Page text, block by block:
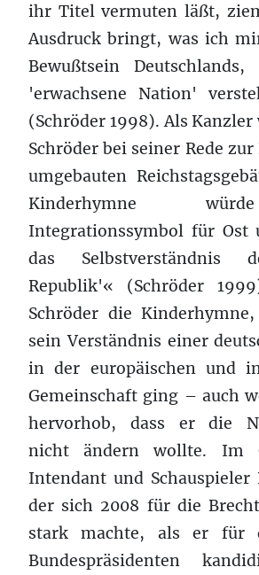
ihr Titel vermuten läßt,
Ausdruck bringt, was ich
Bewußtsein
'erwachsene Nation'
(Schröder 1998). Als
Schröder bei seiner Rede
umgebauten
Kinderhymne
Integrationssymbol für Ost
das Selbstverständnis
Republik'« (Schröder
Schröder die
sein Verständnis einer
in der europäischen und
Gemeinschaft ging – auch
hervorhob, dass er die
nicht ändern wollte. Im
Intendant und Schauspieler
der sich 2008 für die
stark machte, als er für
Bundespräsidenten